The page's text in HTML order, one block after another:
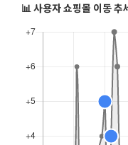
📊 사용자 쇼핑몰 이동 추